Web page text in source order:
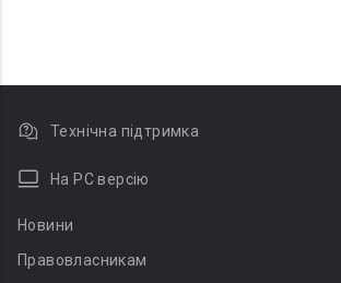
Технічна підтримка
На PC версію
Новини
Правовласникам